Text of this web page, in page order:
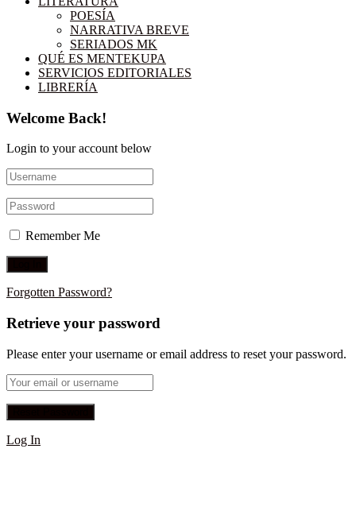
POESÍA
NARRATIVA BREVE
SERIADOS MK
QUÉ ES MENTEKUPA
SERVICIOS EDITORIALES
LIBRERÍA
Welcome Back!
Login to your account below
Remember Me
Forgotten Password?
Retrieve your password
Please enter your username or email address to reset your password.
Log In